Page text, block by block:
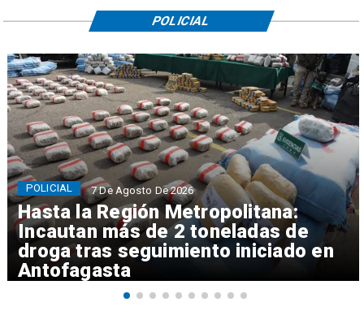
Hasta la Región Metropolitana:
Incautan más de 2 toneladas de
droga tras seguimiento iniciado en
Antofagasta
POLICIAL 7 De Agosto De 2026
POLICIAL